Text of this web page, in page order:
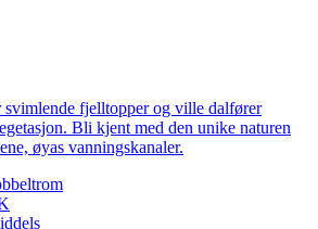
svimlende fjelltopper og ville dalfører
Bli kjent med den unike naturen
øyas vanningskanaler.